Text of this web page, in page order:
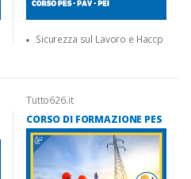
Sicurezza sul Lavoro e Haccp
Tutto626.it
CORSO DI FORMAZIONE PES